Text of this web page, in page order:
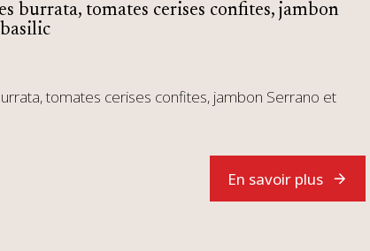
burrata, tomates cerises confites, jambon
tomates cerises confites, jambon Serrano et
En savoir plus